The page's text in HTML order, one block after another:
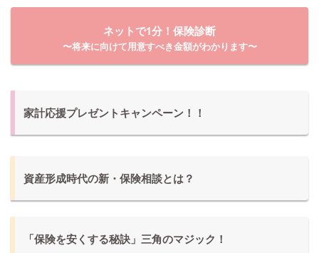
ネットで1分！保険診断
〜将来に向けて用意すべき金額がわかります〜
家計応援プレゼントキャンペーン！！
資産形成時代の新・保険相談とは？
「保険を安くする秘訣」三角のマジック！